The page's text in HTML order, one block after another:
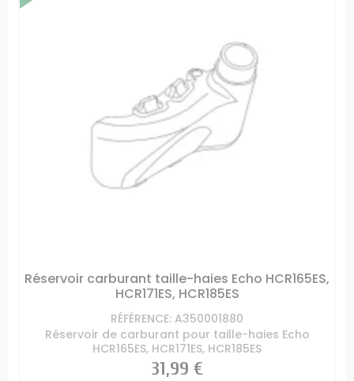
Réservoir carburant taille-haies Echo HCR165ES,
HCR171ES, HCR185ES
RÉFÉRENCE: A350001880
Réservoir de carburant pour taille-haies Echo
HCR165ES, HCR171ES, HCR185ES
Prix
31,99 €